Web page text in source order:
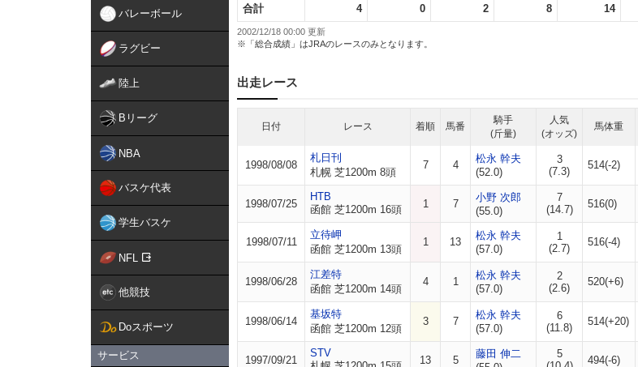
バレーボール
ラグビー
陸上
Bリーグ
NBA
バスケ代表
学生バスケ
NFL
他競技
Doスポーツ
サービス
合計 4 0 2 8 14
2002/12/18 00:00 更新
※「総合成績」はJRAのレースのみとなります。
出走レース
日付 レース 着順 馬番
騎手
(斤量)
人気
(オッズ)
馬体重
1998/08/08
札日刊
札幌 芝1200m 8頭
7 4
松永 幹夫
(52.0)
3
(7.3)
514(-2)
1998/07/25
HTB
函館 芝1200m 16頭
1 7
小野 次郎
(55.0)
7
(14.7)
516(0)
1998/07/11
立待岬
函館 芝1200m 13頭
1 13
松永 幹夫
(57.0)
1
(2.7)
516(-4)
1998/06/28
江差特
函館 芝1200m 14頭
4 1
松永 幹夫
(57.0)
2
(2.6)
520(+6)
1998/06/14
基坂特
函館 芝1200m 12頭
3 7
松永 幹夫
(57.0)
6
(11.8)
514(+20)
1997/09/21
STV
13 5
藤田 伸二
5
494(-6)